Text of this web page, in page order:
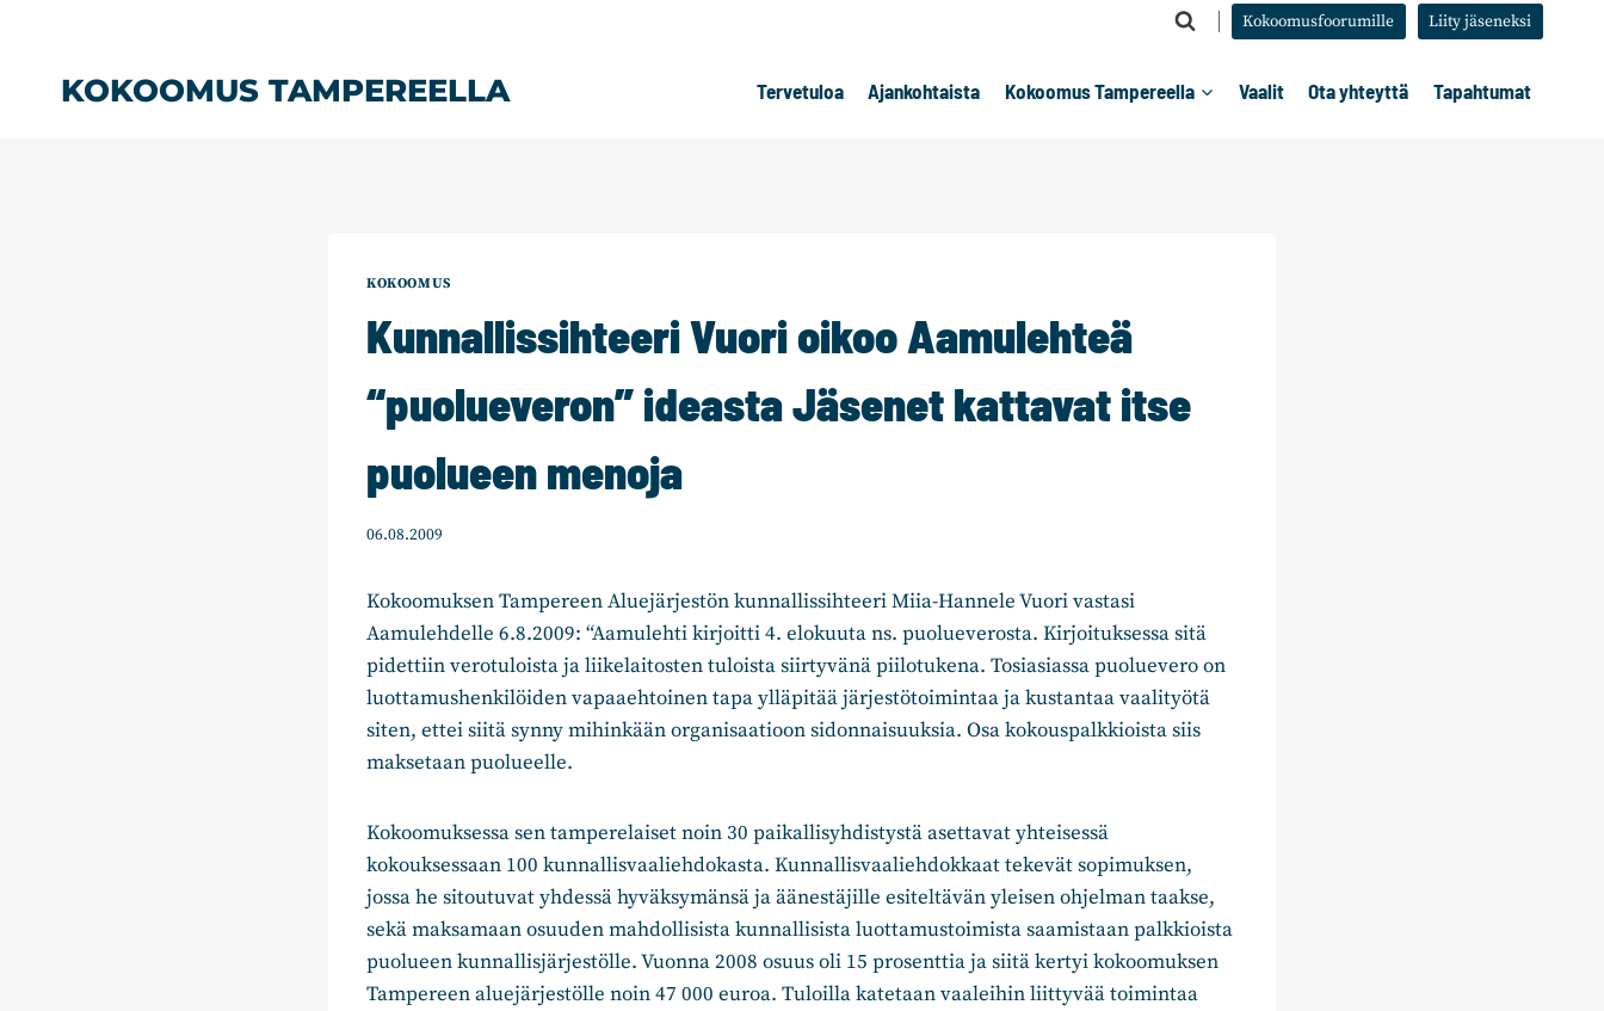
Kokoomusfoorumille Liity jäseneksi
KOKOOMUS TAMPEREELLA Tervetuloa Ajankohtaista Kokoomus Tampereella Vaalit Ota yhteyttä Tapahtumat
KOKOOMUS
Kunnallissihteeri Vuori oikoo Aamulehteä
“puolueveron” ideasta Jäsenet kattavat itse
puolueen menoja
06.08.2009
Kokoomuksen Tampereen Aluejärjestön kunnallissihteeri Miia-Hannele Vuori vastasi
Aamulehdelle 6.8.2009: “Aamulehti kirjoitti 4. elokuuta ns. puolueverosta. Kirjoituksessa sitä
pidettiin verotuloista ja liikelaitosten tuloista siirtyvänä piilotukena. Tosiasiassa puoluevero on
luottamushenkilöiden vapaaehtoinen tapa ylläpitää järjestötoimintaa ja kustantaa vaalityötä
siten, ettei siitä synny mihinkään organisaatioon sidonnaisuuksia. Osa kokouspalkkioista siis
maksetaan puolueelle.
Kokoomuksessa sen tamperelaiset noin 30 paikallisyhdistystä asettavat yhteisessä
kokouksessaan 100 kunnallisvaaliehdokasta. Kunnallisvaaliehdokkaat tekevät sopimuksen,
jossa he sitoutuvat yhdessä hyväksymänsä ja äänestäjille esiteltävän yleisen ohjelman taakse,
sekä maksamaan osuuden mahdollisista kunnallisista luottamustoimista saamistaan palkkioista
puolueen kunnallisjärjestölle. Vuonna 2008 osuus oli 15 prosenttia ja siitä kertyi kokoomuksen
Tampereen aluejärjestölle noin 47 000 euroa. Tuloilla katetaan vaaleihin liittyvää toimintaa